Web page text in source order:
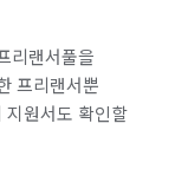
리랜서풀을
프리랜서뿐
지원서도 확인할